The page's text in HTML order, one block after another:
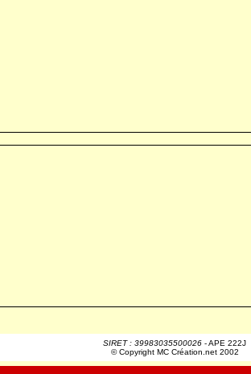
SIRET : 39983035500026 - APE 222J
© Copyright MC Création.net 2002